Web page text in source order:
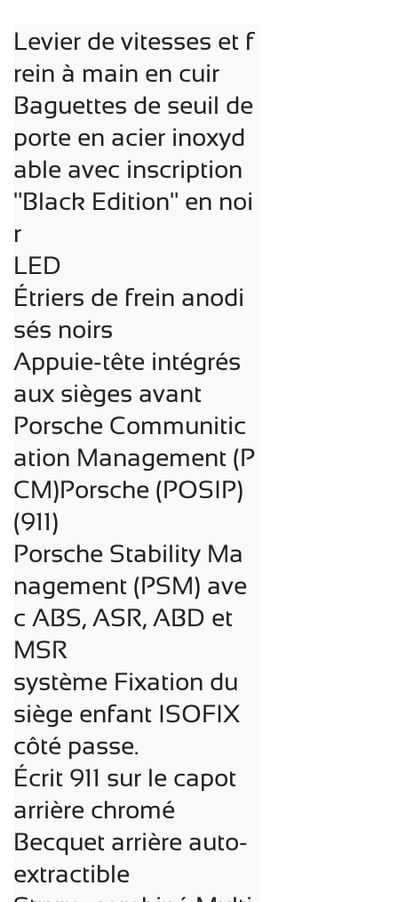
Levier de vitesses et f
rein à main en cuir
Baguettes de seuil de
porte en acier inoxyd
able avec inscription
"Black Edition" en noi
r
LED
Étriers de frein anodi
sés noirs
Appuie-tête intégrés
aux sièges avant
Porsche Communitic
ation Management (P
CM)Porsche (POSIP)
(911)
Porsche Stability Ma
nagement (PSM) ave
c ABS, ASR, ABD et
MSR
système Fixation du
siège enfant ISOFIX
côté passe.
Écrit 911 sur le capot
arrière chromé
Becquet arrière auto-
extractible